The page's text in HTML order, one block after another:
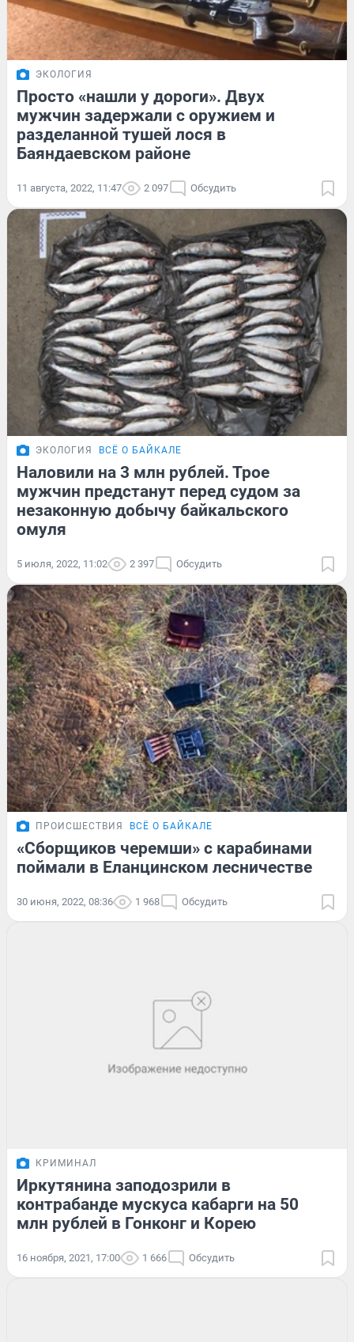
ЭКОЛОГИЯ
Просто «нашли у дороги». Двух
мужчин задержали с оружием и
разделанной тушей лося в
Баяндаевском районе
11 августа, 2022, 11:47 2 097 Обсудить
ЭКОЛОГИЯ ВСЁ О БАЙКАЛЕ
Наловили на 3 млн рублей. Трое
мужчин предстанут перед судом за
незаконную добычу байкальского
омуля
5 июля, 2022, 11:02 2 397 Обсудить
ПРОИСШЕСТВИЯ ВСЁ О БАЙКАЛЕ
«Сборщиков черемши» с карабинами
поймали в Еланцинском лесничестве
30 июня, 2022, 08:36 1 968 Обсудить
КРИМИНАЛ
Иркутянина заподозрили в
контрабанде мускуса кабарги на 50
млн рублей в Гонконг и Корею
16 ноября, 2021, 17:00 1 666 Обсудить